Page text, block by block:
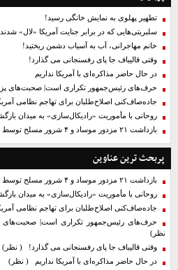
تطهیر پهلوی به نمایش خانگی رسید!
سلبریتی‌هایی که در برابر جنایت آمریکا «لال»
خانم مهاجرانی، آب به آسیاب دشمن ریختید!
وقتی قالیباف جا پای رفسنجانی می گذارد!
در حال حاضر مذاکره‌ای با آمریکا نداریم
حرف‌های رئیس‌جمهور تکراری است| صحبت‌های
جاده‌صاف‌کنی اصلاح‌طلبان برای تهاجم نظامی
روحانی با مأموریت «رادیکال‌سازی» به میدان
بازداشت ۲۱ مزدور موساد و ۴ شرور مسلح توسط وزارت اطلاعات
پربحث ترین عناوین
بازداشت ۲۱ مزدور موساد و ۴ شرور مسلح توسط وزارت اطلاعات
روحانی با مأموریت «رادیکال‌سازی» به میدان
جاده‌صاف‌کنی اصلاح‌طلبان برای تهاجم نظامی
حرف‌های رئیس‌جمهور تکراری است| صحبت‌های
نظر)
وقتی قالیباف جا پای رفسنجانی می گذارد! ( نظر)
در حال حاضر مذاکره‌ای با آمریکا نداریم
( نظر)